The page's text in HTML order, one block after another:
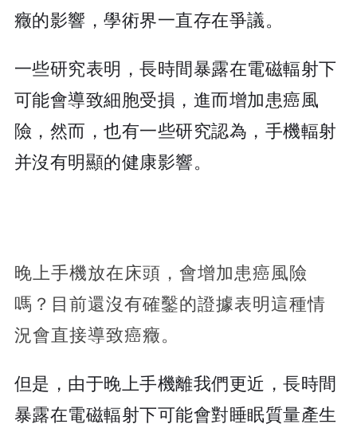
癥的影響，學術界一直存在爭議。
一些研究表明，長時間暴露在電磁輻射下
可能會導致細胞受損，進而增加患癌風
險，然而，也有一些研究認為，手機輻射
并沒有明顯的健康影響。
晚上手機放在床頭，會增加患癌風險
嗎？目前還沒有確鑿的證據表明這種情
況會直接導致癌癥。
但是，由于晚上手機離我們更近，長時間
暴露在電磁輻射下可能會對睡眠質量產生